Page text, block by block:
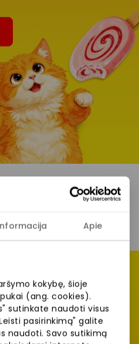
Apie
kokybę, šioje
(ang. cookies).
sutinkate naudoti visus
pasirinkimą" galite
naudoti. Savo sutikimą